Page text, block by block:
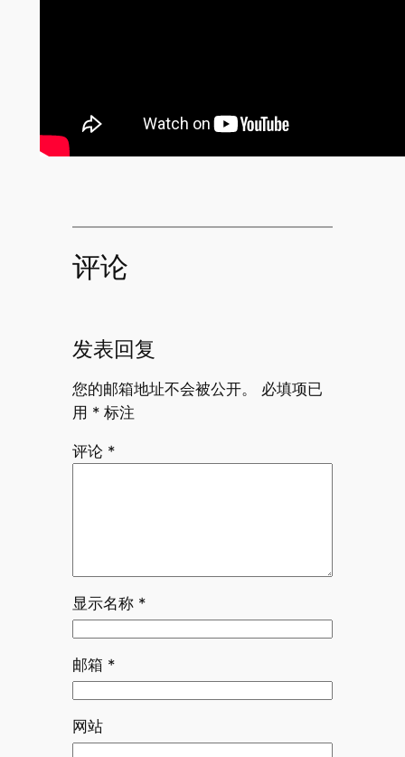
评论
发表回复
您的邮箱地址不会被公开。
必填项已
用 *标注
评论 *
显示名称 *
邮箱 *
网站